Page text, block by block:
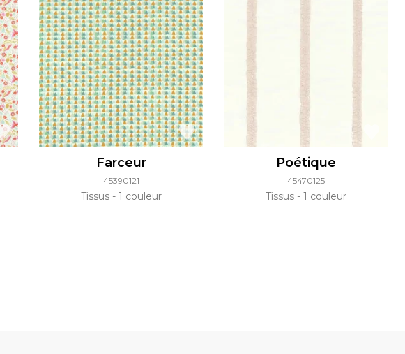
Farceur
45390121
Tissus 1 couleur
Poétique
45470125
Tissus 1 couleur